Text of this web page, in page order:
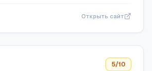
Открыть сайт
5/10